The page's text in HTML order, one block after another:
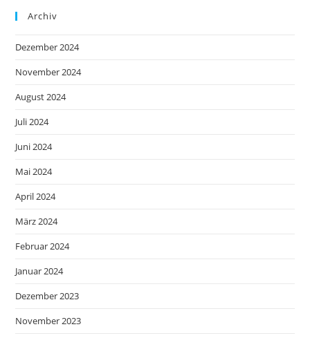
Archiv
Dezember 2024
November 2024
August 2024
Juli 2024
Juni 2024
Mai 2024
April 2024
März 2024
Februar 2024
Januar 2024
Dezember 2023
November 2023